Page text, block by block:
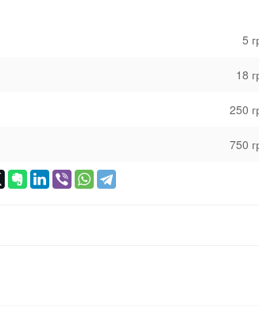
5
18
250
750